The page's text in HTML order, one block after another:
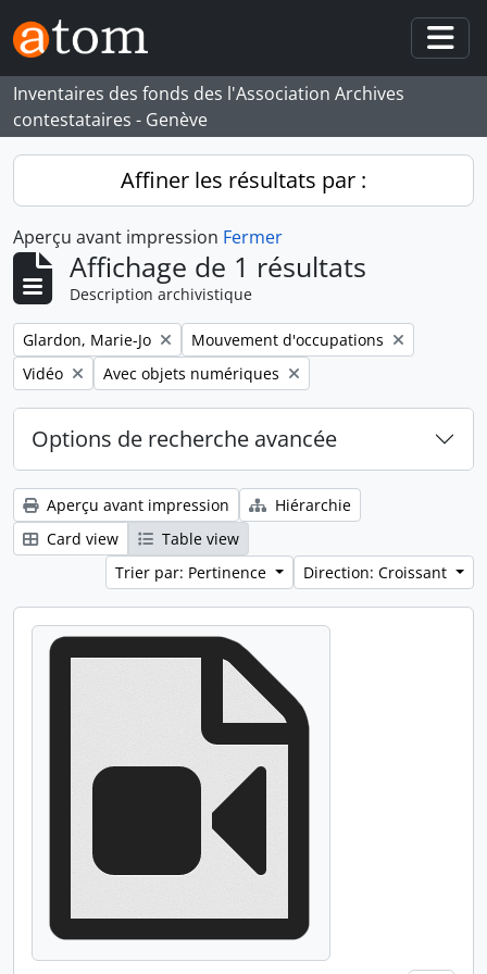
Skip to main content
Inventaires des fonds des l'Association Archives
contestataires - Genève
Affiner les résultats par :
Aperçu avant impression Fermer
Affichage de 1 résultats
Description archivistique
Remove filter:
Glardon, Marie-Jo Remove filter:
Mouvement d'occupations
Remove filter:
Vidéo Remove filter:
Avec objets numériques
Options de recherche avancée
Aperçu avant impression
Hiérarchie
Card view
Table view
Trier par: Pertinence
Direction: Croissant